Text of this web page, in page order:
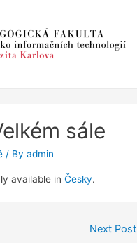
sále
/ Byadmin
available inČesky.
Next Post